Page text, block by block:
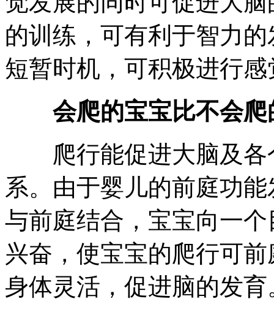
的训练，可有利于智力
短暂时机，可积极进行
会爬的宝宝比不会
爬行能促进大脑及各
系。由于婴儿的前庭功
与前庭结合，宝宝向一
兴奋，使宝宝的爬行可
身体灵活，促进脑的发育